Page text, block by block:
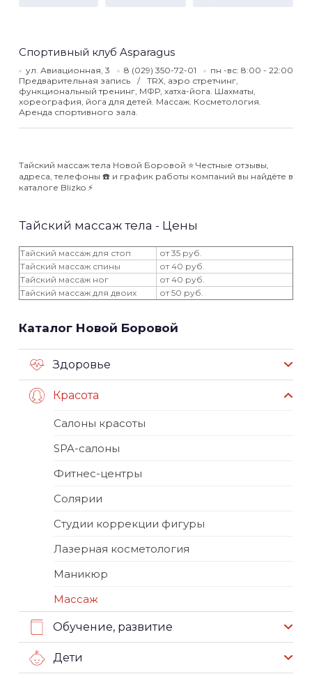
​Спортивный клуб Asparagus
ул. Авиационная, 3 8 (029) 350-72-01
пн -вс: 8:00 - 22:00
Предварительная запись
TRX, аэро стретчинг,
функциональный тренинг, МФР, хатха-йога. Шахматы,
хореография, йога для детей. Массаж. Косметология.
Аренда спортивного зала.
Тайский массаж тела Новой Боровой ⭐️ Честные отзывы,
адреса, телефоны ☎️ и график работы компаний вы найдёте в
каталоге Blizko ⚡️
Тайский массаж тела - Цены
Тайский массаж для стоп
от 35 руб.
Тайский массаж спины
от 40 руб.
Тайский массаж ног
от 40 руб.
Тайский массаж для двоих
от 50 руб.
Каталог Новой Боровой
Здоровье
Красота
Салоны красоты
SPA-салоны
Фитнес-центры
Солярии
Студии коррекции фигуры
Лазерная косметология
Маникюр
Массаж
Обучение, развитие
Дети